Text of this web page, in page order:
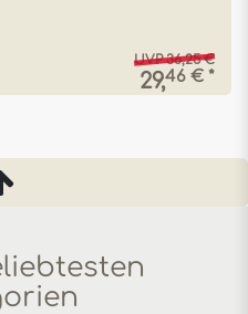
UVP 36,25 €
29,46 € *